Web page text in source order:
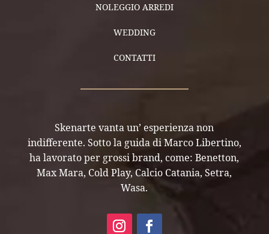
NOLEGGIO ARREDI
WEDDING
CONTATTI
Skenarte vanta un’ esperienza non
indifferente. Sotto la guida di Marco Libertino,
ha lavorato per grossi brand, come: Benetton,
Max Mara, Cold Play, Calcio Catania, Setra,
Wasa.